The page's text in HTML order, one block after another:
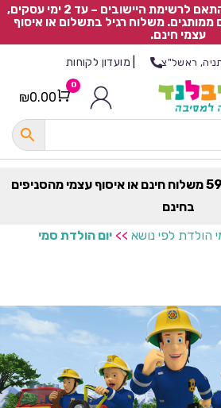
חדש! משלוח אקספרס בהתאם לרשימת היישובים – עד 2 ימי עסקים,
ממותגים. משלוח רגיל בתשלום או איסוף
עצמי חינם.
ראשל"צ מועדון לקוחות
Cart
0
₪0.00
משלוח ב-35 ₪, מעל 599 משלוח חינם או איסוף עצמי מהסניפים
בחינם
הולדת לפי נושא >> יום הולדת סמי